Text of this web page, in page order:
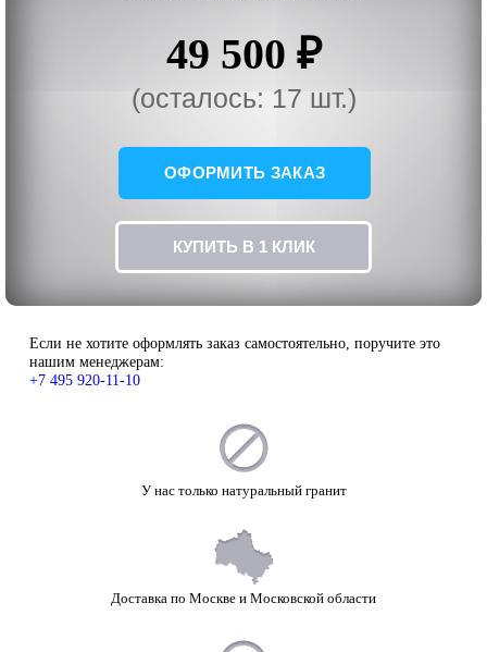
49 500 ₽
(осталось: 17 шт.)
ОФОРМИТЬ ЗАКАЗ
КУПИТЬ В 1 КЛИК
Если не хотите оформлять заказ самостоятельно, поручите это
нашим менеджерам:
+7 495 920-11-10
У нас только натуральный гранит
Доставка по Москве и Московской области